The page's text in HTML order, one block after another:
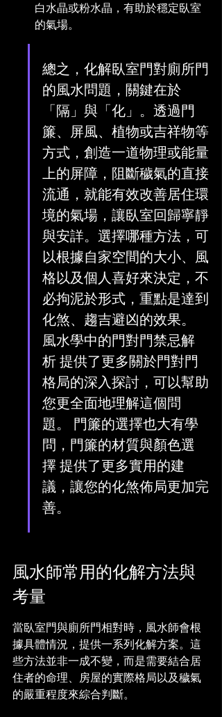
白水晶或粉水晶，有助於穩定臥室
的氣場。
總之，化解臥室門對廁所門
的風水問題，關鍵在於
「隔」與「化」。透過門
簾、屏風、植物或吉祥物等
方式，創造一道物理或能量
上的屏障，阻斷穢氣的直接
流通，就能有效改善居住環
境的氣場，讓臥室回歸寧靜
與安詳。選擇哪種方法，可
以根據自家空間的大小、風
格以及個人喜好來決定，不
必拘泥於形式，重點是達到
化煞、趨吉避凶的效果。
風水學中的門對門禁忌解
析 提供了更多關於門對門
格局的深入探討，可以幫助
您更全面地理解這個問
題。 門簾的選擇也大有學
問，門簾的材質與顏色選
擇 提供了更多實用的建
議，讓您的化煞佈局更加完
善。
風水師常用的化解方法與
考量
當臥室門與廁所門相對時，風水師會根
據具體情況，提供一系列化解方案。這
些方法並非一成不變，而是需要結合居
住者的命理、房屋的實際格局以及穢氣
的嚴重程度來綜合判斷。